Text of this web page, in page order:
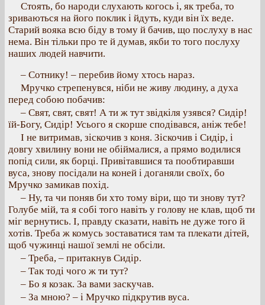
Стоять, бо народи слухають когось і, як треба, то
зриваються на його поклик і йдуть, куди він їх веде.
Старий вояка всю біду в тому й бачив, що послуху в нас
нема. Він тільки про те й думав, якби то того послуху
наших людей навчити.
– Сотнику! – перебив йому хтось нараз.
Мручко стрепенувся, ніби не живу людину, а духа
перед собою побачив:
– Свят, свят, свят! А ти ж тут звідкіля узявся? Сидір!
їй-Богу, Сидір! Усього я скорше сподівався, аніж тебе!
І не витримав, зіскочив з коня. Зіскочив і Сидір, і
довгу хвилину вони не обіймалися, а прямо водилися
попід сили, як борці. Привітавшися та пообтиравши
вуса, знову посідали на коней і доганяли своїх, бо
Мручко замикав похід.
– Ну, та чи поняв би хто тому віри, що ти знову тут?
Голубе мій, та я собі того навіть у голову не клав, щоб ти
міг вернутись. І, правду сказати, навіть не дуже того й
хотів. Треба ж комусь зоставатися там та плекати дітей,
щоб чужинці нашої землі не обсіли.
– Треба, – притакнув Сидір.
– Так тоді чого ж ти тут?
– Бо я козак. За вами заскучав.
– За мною? – і Мручко підкрутив вуса.